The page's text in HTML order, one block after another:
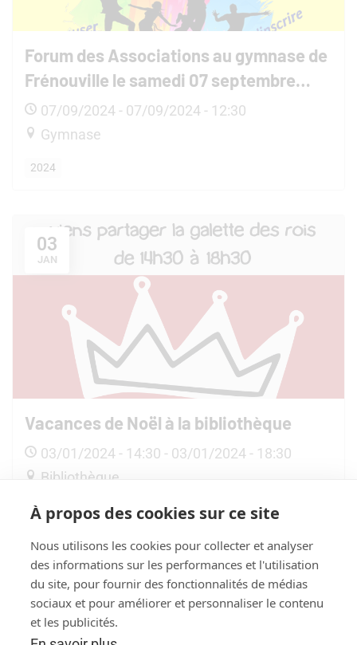
Forum des Associations au gymnase de
Frénouville le samedi 07 septembre
2024
07/09/2024 - 07/09/2024 - 12:30
Gymnase
2024
03
JAN
Vacances de Noël à la bibliothèque
03/01/2024 - 14:30 - 03/01/2024 - 18:30
Bibliothèque
2024
À propos des cookies sur ce site
Nous utilisons les cookies pour collecter et analyser
des informations sur les performances et l'utilisation
du site, pour fournir des fonctionnalités de médias
sociaux et pour améliorer et personnaliser le contenu
et les publicités.